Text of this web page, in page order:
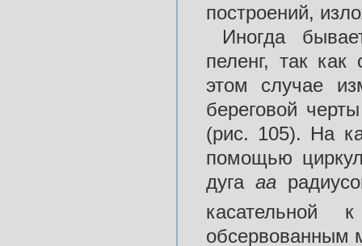
построений,
Иногда
пеленг, так
этом случае
береговой
(рис. 105). На
помощью
дуга аа
обсервованным